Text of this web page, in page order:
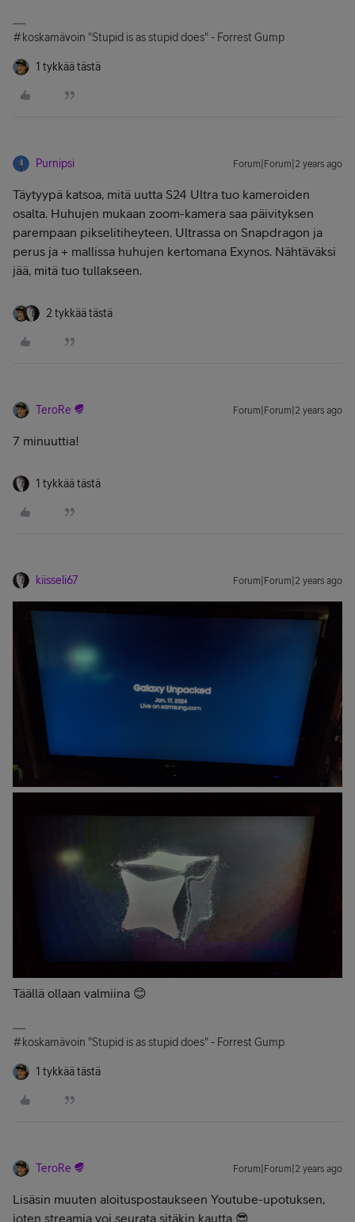
#koskamävoin "Stupid is as stupid does" - Forrest Gump
1 tykkää tästä
Purnipsi Forum|Forum|2 years ago
Täytyypä katsoa, mitä uutta S24 Ultra tuo kameroiden
osalta. Huhujen mukaan zoom-kamera saa päivityksen
parempaan pikselitiheyteen. Ultrassa on Snapdragon ja
perus ja + mallissa huhujen kertomana Exynos. Nähtäväksi
jää, mitä tuo tullakseen.
2 tykkää tästä
TeroRe Forum|Forum|2 years ago
7 minuuttia!
1 tykkää tästä
kiisseli67 Forum|Forum|2 years ago
Täällä ollaan valmiina 😊
#koskamävoin "Stupid is as stupid does" - Forrest Gump
1 tykkää tästä
TeroRe Forum|Forum|2 years ago
Lisäsin muuten aloituspostaukseen Youtube-upotuksen,
joten streamia voi seurata sitäkin kautta 😎